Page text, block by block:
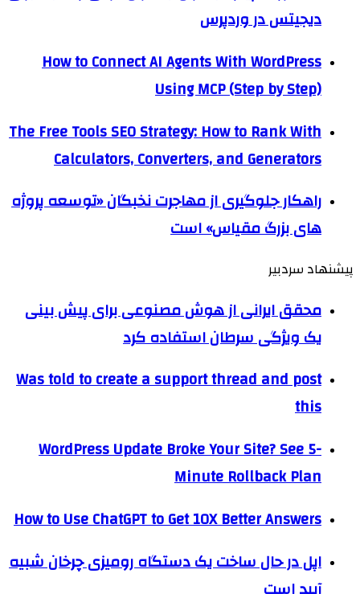
دیجیتس در وردپرس
How to Connect AI Agents With WordPress
Using MCP (Step by Step)
The Free Tools SEO Strategy: How to Rank With
Calculators, Converters, and Generators
راهکار جلوگیری از مهاجرت نخبگان «توسعه پروژه
های بزرگ مقیاس» است
پیشنهاد سردبیر
محقق ایرانی از هوش مصنوعی برای پیش بینی
یک ویژگی سرطان استفاده کرد
Was told to create a support thread and post
this
WordPress Update Broke Your Site? See 5-
Minute Rollback Plan
How to Use ChatGPT to Get 10X Better Answers
اپل در حال ساخت یک دستگاه رومیزی چرخان شبیه